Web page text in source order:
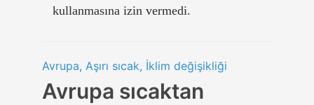
kullanmasına izin vermedi.
Avrupa, Aşırı sıcak, İklim değişikliği
Avrupa sıcaktan